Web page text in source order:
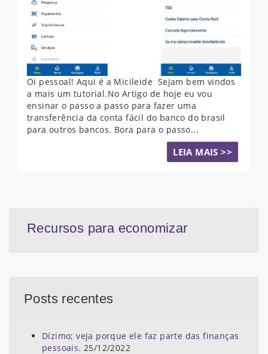
Oi pessoal! Aqui é a Micileide Sejam bem vindos
a mais um tutorial.No Artigo de hoje eu vou
ensinar o passo a passo para fazer uma
transferência da conta fácil do banco do brasil
para outros bancos. Bora para o passo...
LEIA MAIS >>
Recursos para economizar
Posts recentes
Dízimo; veja porque ele faz parte das finanças
pessoais. 25/12/2022